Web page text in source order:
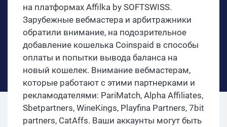
на платформах Affilka by SOFTSWISS.
Зарубежные вебмастера и арбитражники
обратили внимание, на подозрительное
добавление кошелька Coinspaid в способы
оплаты и попытки вывода баланса на
новый кошелек. Внимание вебмастерам,
которые работают с этими партнерками и
рекламодателями: PariMatch, Alpha Affiliates,
Sbetpartners, WineKings, Playfina Partners, 7bit
partners, CatAffs. Ваши аккаунты могут быть